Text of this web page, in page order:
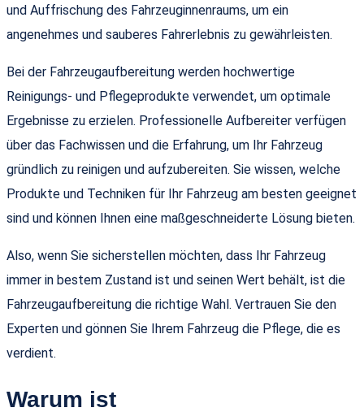
und Auffrischung des Fahrzeuginnenraums, um ein
angenehmes und sauberes Fahrerlebnis zu gewährleisten.
Bei der Fahrzeugaufbereitung werden hochwertige
Reinigungs- und Pflegeprodukte verwendet, um optimale
Ergebnisse zu erzielen. Professionelle Aufbereiter verfügen
über das Fachwissen und die Erfahrung, um Ihr Fahrzeug
gründlich zu reinigen und aufzubereiten. Sie wissen, welche
Produkte und Techniken für Ihr Fahrzeug am besten geeignet
sind und können Ihnen eine maßgeschneiderte Lösung bieten.
Also, wenn Sie sicherstellen möchten, dass Ihr Fahrzeug
immer in bestem Zustand ist und seinen Wert behält, ist die
Fahrzeugaufbereitung die richtige Wahl. Vertrauen Sie den
Experten und gönnen Sie Ihrem Fahrzeug die Pflege, die es
verdient.
Warum ist